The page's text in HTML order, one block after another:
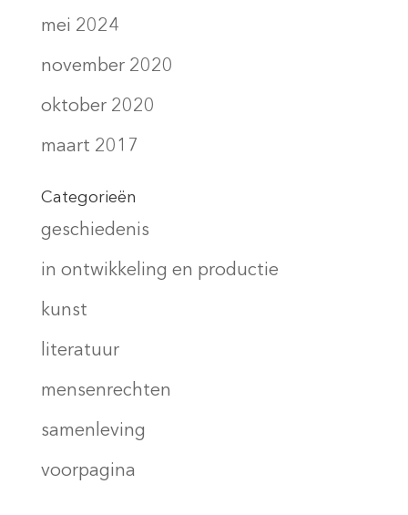
mei 2024
november 2020
oktober 2020
maart 2017
Categorieën
geschiedenis
in ontwikkeling en productie
kunst
literatuur
mensenrechten
samenleving
voorpagina